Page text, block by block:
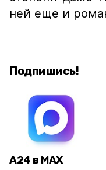
ней еще и
Подпишись!
А24 в MAX